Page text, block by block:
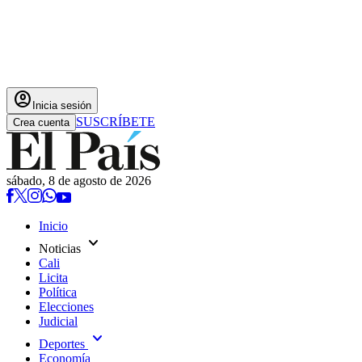
account_circle Inicia sesión
Crea cuenta SUSCRÍBETE
sábado, 8 de agosto de 2026
Inicio
Noticias expand_more
Cali
Licita
Política
Elecciones
Judicial
Deportes expand_more
Economía